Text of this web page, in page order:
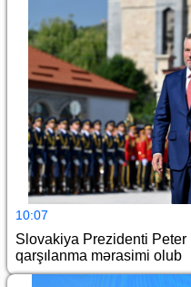
10:07
Slovakiya Prezidenti
qarşılanma mərasimi olub